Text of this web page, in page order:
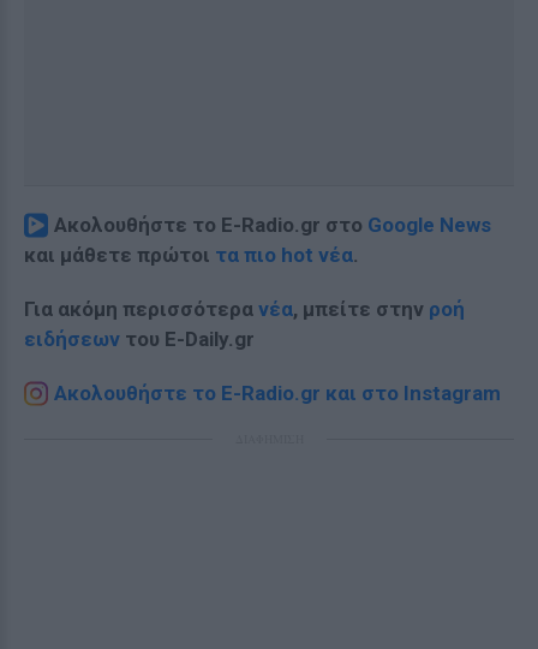
Ακολουθήστε το E-Radio.gr στο Google News
και μάθετε πρώτοι τα πιο hot νέα.
Για ακόμη περισσότερα νέα, μπείτε στην ροή
ειδήσεων του E-Daily.gr
Ακολουθήστε το E-Radio.gr και στο Instagram